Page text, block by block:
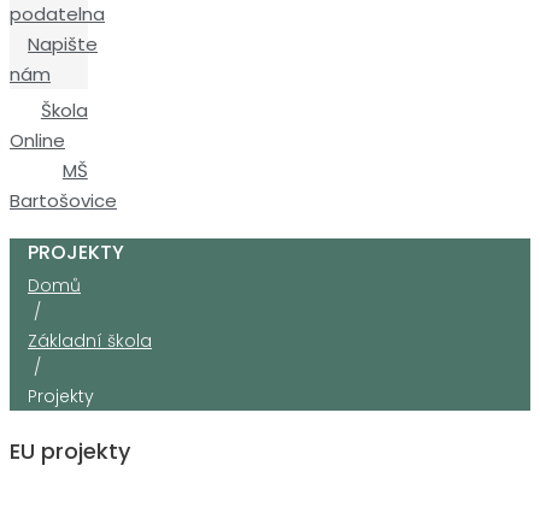
podatelna
Napište
nám
Škola
Online
MŠ
Bartošovice
PROJEKTY
Domů
/
Základní škola
/
Projekty
EU projekty